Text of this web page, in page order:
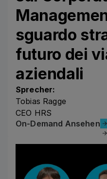
sguardo
futuro dei
aziendali
Sprecher:
Tobias Ragge
CEO HRS
On-
On-Demand Ansehen